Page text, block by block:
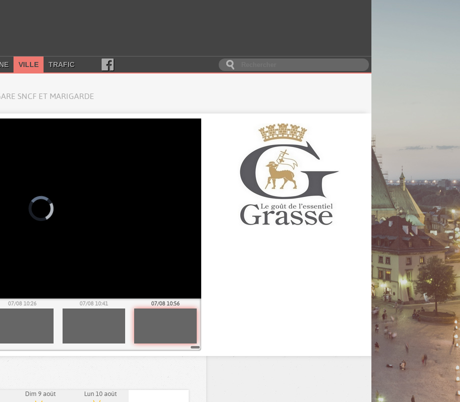
VILLE TRAFIC
SNCF ET MARIGARDE
07/08 10:26 07/08 10:41 07/08 10:56
Dim 9 août Lun 10 août